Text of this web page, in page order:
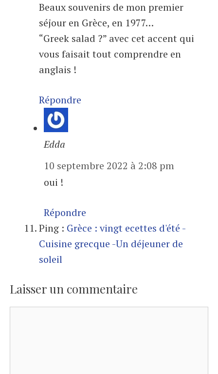
Beaux souvenirs de mon premier
séjour en Grèce, en 1977…
“Greek salad ?” avec cet accent qui
vous faisait tout comprendre en
anglais !
Répondre
Edda
10 septembre 2022 à 2:08 pm
oui !
Répondre
Ping : Grèce : vingt ecettes d'été -
Cuisine grecque -Un déjeuner de
soleil
Laisser un commentaire